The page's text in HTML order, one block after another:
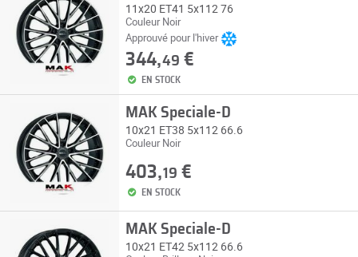
11x20 ET41 5x112 76
Couleur Noir
Approuvé pour l'hiver
344,49 €
EN STOCK
MAK Speciale-D
10x21 ET38 5x112 66.6
Couleur Noir
403,19 €
EN STOCK
MAK Speciale-D
10x21 ET42 5x112 66.6